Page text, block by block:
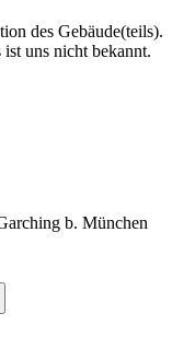
des Gebäude(teils).
uns nicht bekannt.
b. München